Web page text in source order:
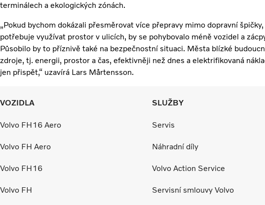
terminálech a ekologických zónách.
„Pokud bychom dokázali přesměrovat více přepravy mimo dopravní
potřebuje využívat prostor v ulicích, by se pohybovalo méně vozidel a
Působilo by to příznivě také na bezpečnostní situaci. Města blízké
zdroje, tj. energii, prostor a čas, efektivněji než dnes a elektrifikovaná
jen přispět,“ uzavírá Lars Mårtensson.
VOZIDLA
Volvo FH16 Aero
Volvo FH Aero
Volvo FH16
Volvo FH
SLUŽBY
Servis
Náhradní díly
Volvo Action Service
Servisní smlouvy Volvo